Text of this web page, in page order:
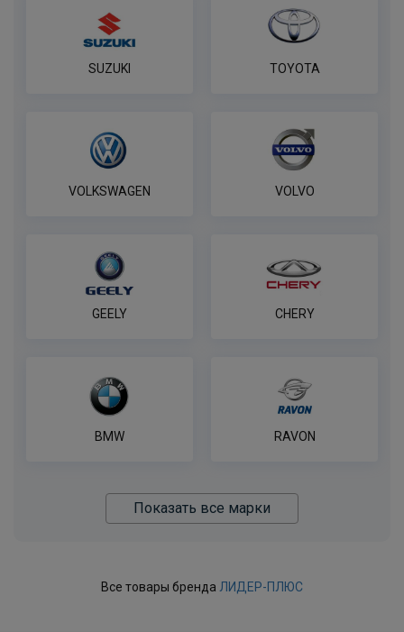
SUZUKI TOYOTA
VOLKSWAGEN VOLVO
GEELY CHERY
BMW RAVON
Показать все марки
Все товары бренда ЛИДЕР-ПЛЮС